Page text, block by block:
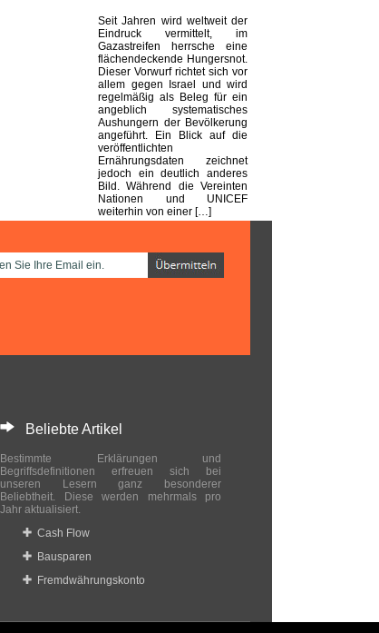
Seit Jahren wird weltweit der
Eindruck vermittelt, im
Gazastreifen herrsche eine
flächendeckende Hungersnot.
Dieser Vorwurf richtet sich vor
allem gegen Israel und wird
regelmäßig als Beleg für ein
angeblich systematisches
Aushungern der Bevölkerung
angeführt. Ein Blick auf die
veröffentlichten
Ernährungsdaten zeichnet
jedoch ein deutlich anderes
Bild. Während die Vereinten
Nationen und UNICEF
weiterhin von einer […]
Beliebte Artikel
Bestimmte Erklärungen und
Begriffsdefinitionen erfreuen sich bei
unseren Lesern ganz besonderer
Beliebtheit. Diese werden mehrmals pro
Jahr aktualisiert.
Cash Flow
Bausparen
Fremdwährungskonto